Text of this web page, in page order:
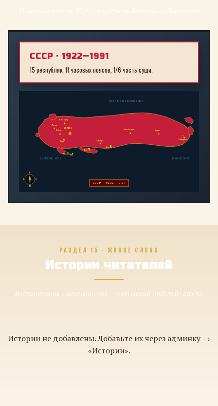
СССР · 1922—1991
15 республик, 11 часовых поясов, 1/6 часть суши.
МОСКВА
Ленинград
Киев
Минск
Ташкент
Алма-Ата
Байконур
Новосибирск Иркутск
Владивосток
ТбилисиБаку
Рига
С
Ю
З
В
СССР · 1922—1991
БАЛТИЙСКОЕ МОРЕ
СЕВЕРНЫЙ ЛЕДОВИТЫЙ ОКЕАН
ЯПОНСКОЕ МОРЕ
РАЗДЕЛ 15 · ЖИВОЕ СЛОВО
Истории читателей
Воспоминания современников — тот самый «тёплый» раздел
Истории не добавлены. Добавьте их через админку →
«Истории».